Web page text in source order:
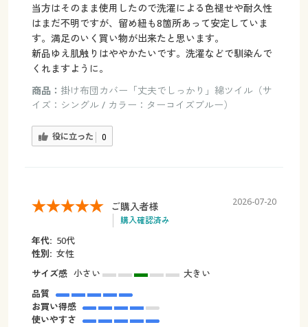
当方はそのまま使用したので洗濯による色褪せや耐久性
はまだ不明ですが、留め紐も8箇所あって安定していま
す。満足のいく買い物が出来たと思います。
新品ゆえ肌触りはややかたいです。洗濯などで馴染んで
くれますように。
商品： 掛け布団カバー「丈夫でしっかり」綿ツイル（サ
イズ：シングル / カラー：ターコイズブルー）
役に立った 0
ご購入者様
購入確認済み
2026-07-20
年代: 50代
性別: 女性
サイズ感 小さい
大きい
品質
お買い得感
使いやすさ